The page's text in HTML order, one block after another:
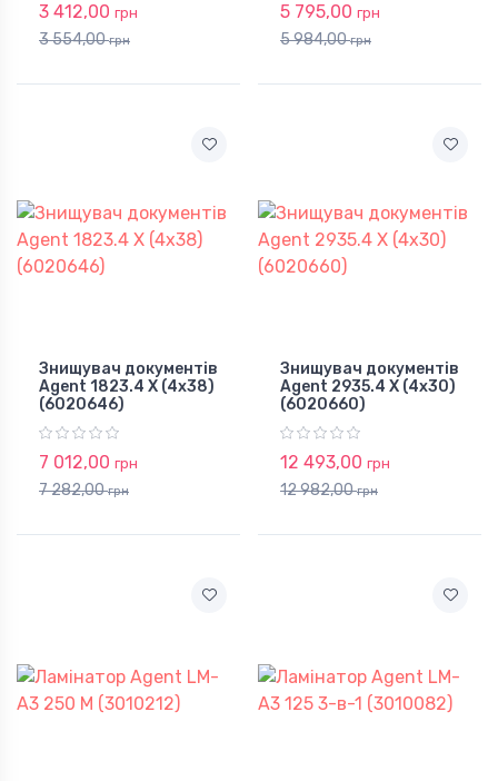
3 412,00 грн
3 554,00грн
5 795,00 грн
5 984,00грн
Знищувач документів
Agent 1823.4 X (4х38)
(6020646)
7 012,00 грн
7 282,00грн
Знищувач документів
Agent 2935.4 X (4х30)
(6020660)
12 493,00 грн
12 982,00грн